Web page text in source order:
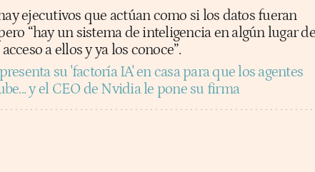
ejecutivos que actúan como si los datos fueran
“hay un sistema de inteligencia en algún lugar de
a ellos y ya los conoce”.
su 'factoría IA' en casa para que los agentes
y el CEO de Nvidia le pone su firma